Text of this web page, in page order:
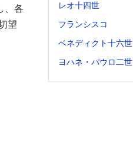
、各
望
レオ十四世
フランシスコ
ベネディクト十六世
ヨハネ・パウロ二世